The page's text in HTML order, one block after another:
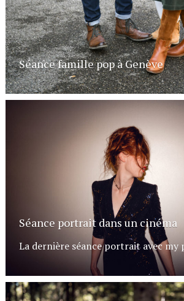
Séance famille pop à Genève
Séance portrait dans un cinéma
La dernière séance portrait avec